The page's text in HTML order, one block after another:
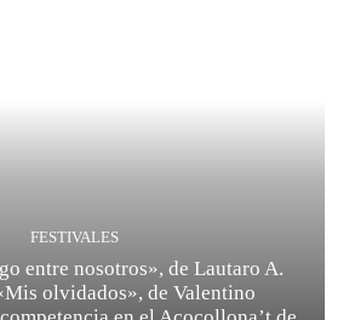
FESTIVALES
entre nosotros», de Lautaro A.
olvidados», de Valentino